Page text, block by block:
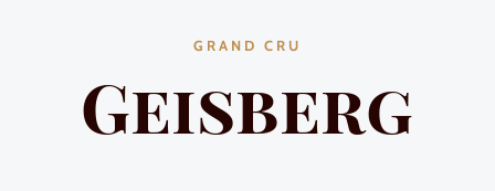
GRAND CRU
Geisberg